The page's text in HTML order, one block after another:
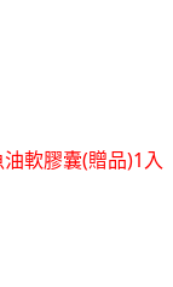
軟膠囊(贈品)1入